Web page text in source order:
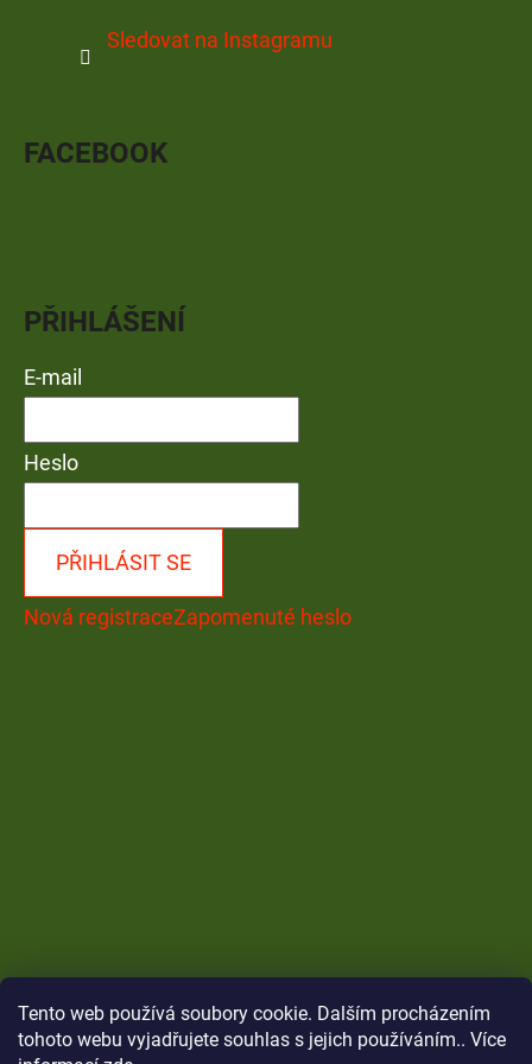
Tento web používá soubory cookie. Dalším procházením
tohoto webu vyjadřujete souhlas s jejich používáním.. Více
Sledovat na Instagramu
FACEBOOK
PŘIHLÁŠENÍ
E-mail
Heslo
PŘIHLÁSIT SE
Nová registraceZapomenuté heslo